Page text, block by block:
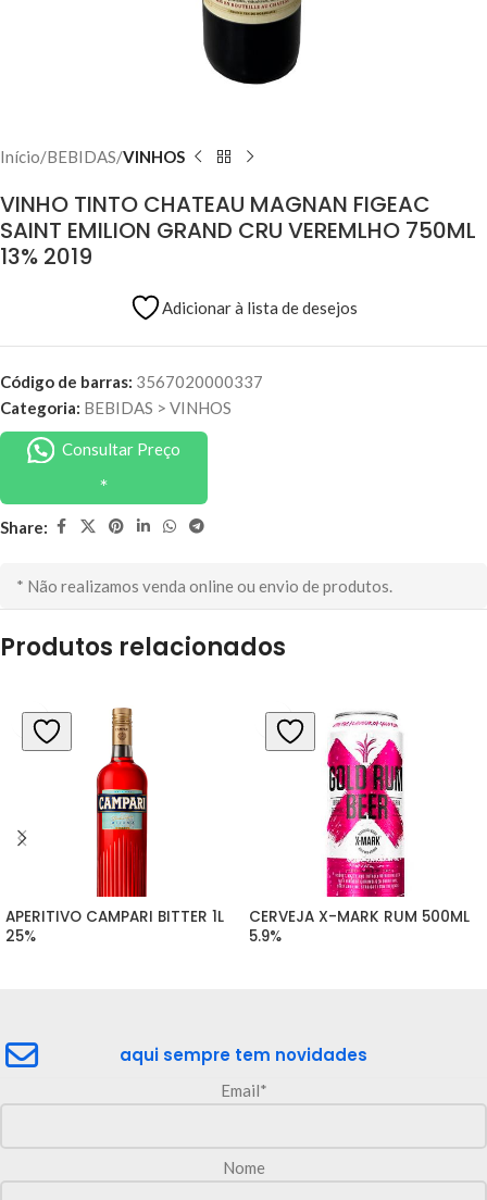
Início BEBIDAS VINHOS
VINHO TINTO CHATEAU MAGNAN FIGEAC
SAINT EMILION GRAND CRU VEREMLHO 750ML
13% 2019
Adicionar à lista de desejos
Código de barras: 3567020000337
Categoria: BEBIDAS > VINHOS
Consultar Preço
Share:
* Não realizamos venda online ou envio de produtos.
Produtos relacionados
APERITIVO CAMPARI BITTER 1L
25%
CERVEJA X-MARK RUM 500ML
5.9%
aqui sempre tem novidades
Email*
Nome